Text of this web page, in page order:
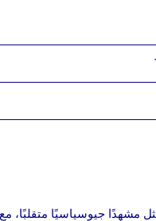
مشهدًا جيوسياسيًا متقلبًا،